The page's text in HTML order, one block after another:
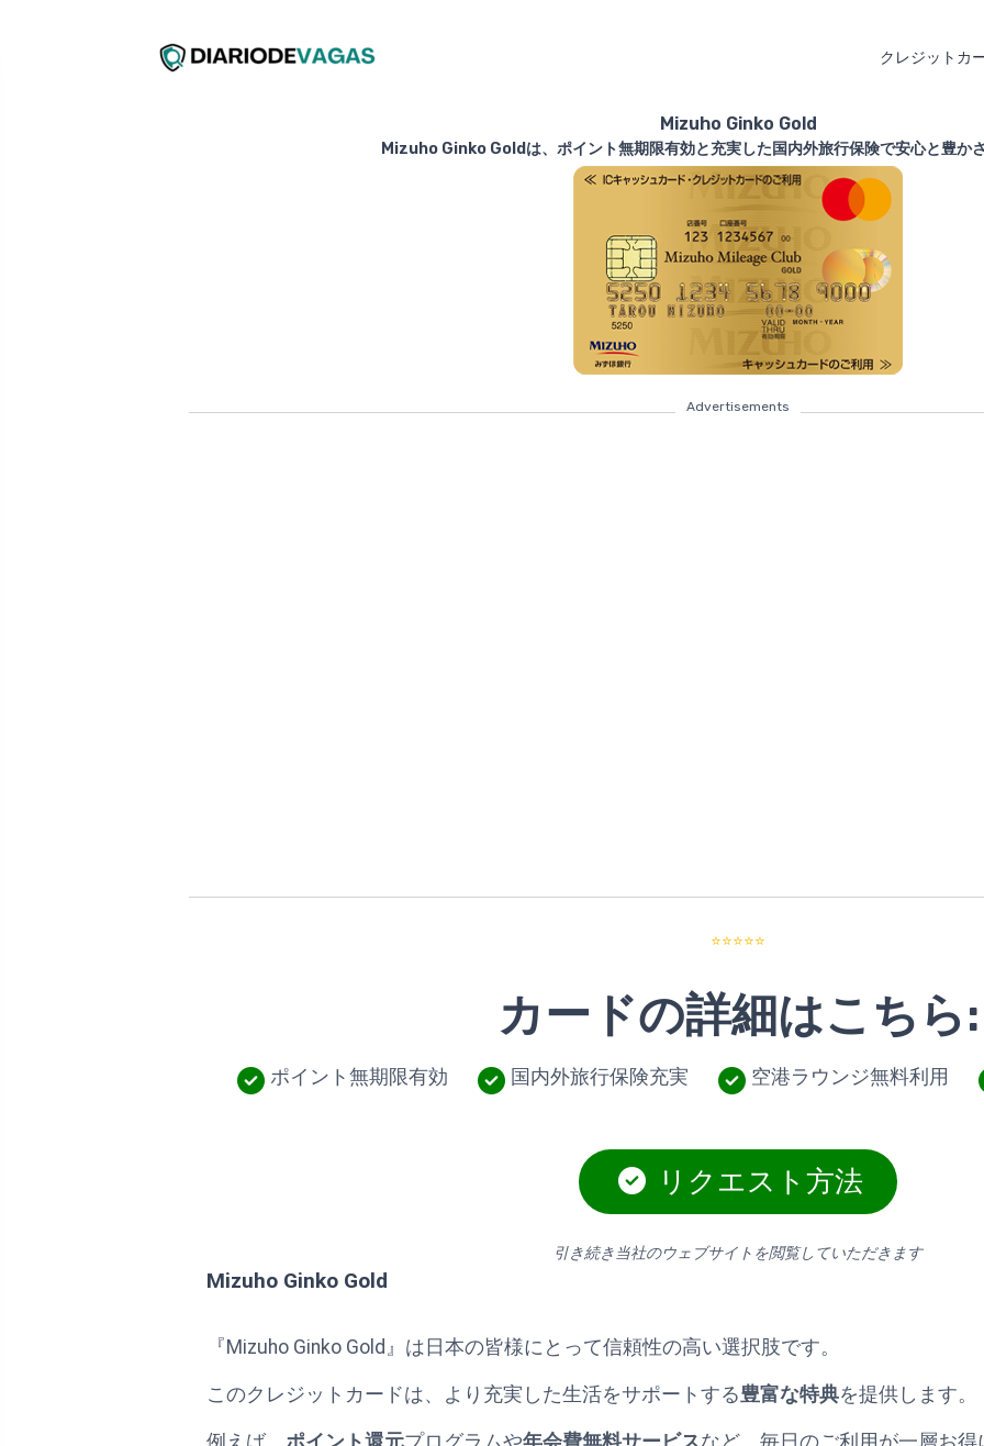
クレジットカ
Mizuho Ginko Gold
Mizuho Ginko Goldは、ポイント無期限有効と充実した国内外旅行保険で安心と豊か
Advertisements
⭐⭐⭐⭐⭐
カードの詳細はこちら:
ポイント無期限有効 国内外旅行保険充実 空港ラウンジ無料利用
リクエスト方法
引き続き当社のウェブサイトを閲覧していただきます
Mizuho Ginko Gold
『Mizuho Ginko Gold』は日本の皆様にとって信頼性の高い選択肢です。
このクレジットカードは、より充実した生活をサポートする豊富な特典を提供します。
例えば、 ポイント還元プログラムや年会費無料サービスなど、毎日のご利用が一層お得